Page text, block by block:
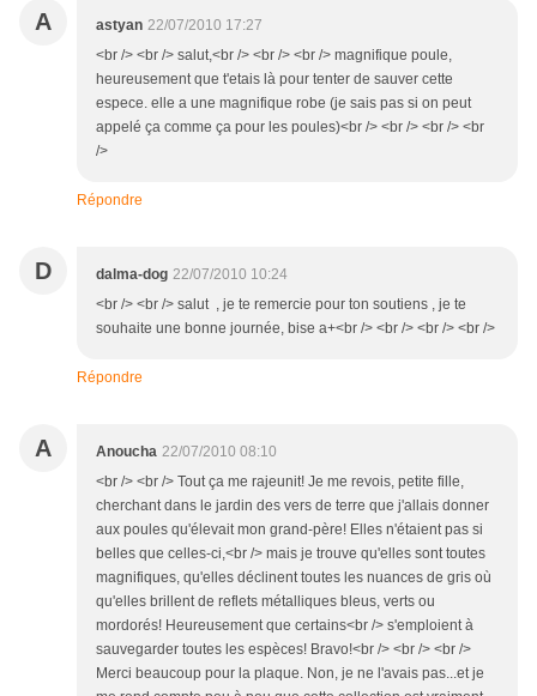
A astyan 22/07/2010 17:27
<br /> <br /> salut,<br /> <br /> <br /> magnifique poule,
heureusement que t'etais là pour tenter de sauver cette
espece. elle a une magnifique robe (je sais pas si on peut
appelé ça comme ça pour les poules)<br /> <br /> <br /> <br
/>
Répondre
D dalma-dog 22/07/2010 10:24
<br /> <br /> salut , je te remercie pour ton soutiens , je te
souhaite une bonne journée, bise a+<br /> <br /> <br /> <br />
Répondre
A Anoucha 22/07/2010 08:10
<br /> <br /> Tout ça me rajeunit! Je me revois, petite fille,
cherchant dans le jardin des vers de terre que j'allais donner
aux poules qu'élevait mon grand-père! Elles n'étaient pas si
belles que celles-ci,<br /> mais je trouve qu'elles sont toutes
magnifiques, qu'elles déclinent toutes les nuances de gris où
qu'elles brillent de reflets métalliques bleus, verts ou
mordorés! Heureusement que certains<br /> s'emploient à
sauvegarder toutes les espèces! Bravo!<br /> <br /> <br />
Merci beaucoup pour la plaque. Non, je ne l'avais pas...et je